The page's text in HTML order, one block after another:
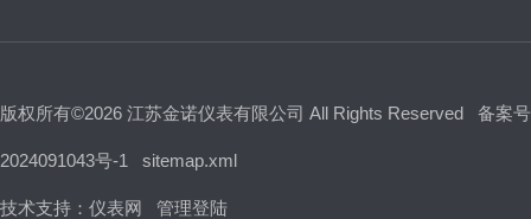
版权所有©2026 江苏金诺仪表有限公司 All Rights Reserved 备案
2024091043号-1 sitemap.xml
技术支持： 仪表网 管理登陆